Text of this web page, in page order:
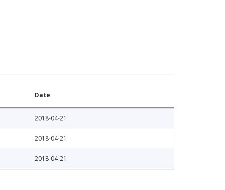
Date
2018-04-21
2018-04-21
2018-04-21